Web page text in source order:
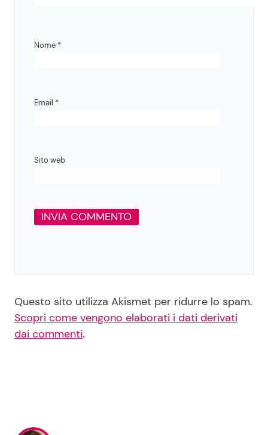
Nome *
Email *
Sito web
Questo sito utilizza Akismet per ridurre lo spam.
Scopri come vengono elaborati i dati derivati
dai commenti.